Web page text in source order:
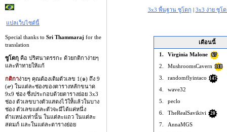
แปลเว็บไซต์นี้
Special thanks to Sri Thammaraj for the
translation
ซูโดกุ คือ ปริศนาตรรกะ ด้วยกติกาง่ายๆ
และท้าทายให้แก้
กติกาง่ายๆ คุณต้องเติมตัวเลข 1(๑) ถึง 9
(๙) ในแต่ละช่องของตารางหลักขนาด
9x9 ช่อง ซึ่งประกอบด้วยตารางย่อย 3x3
ช่อง ตัวเลขบางตัวแสดงไว้ให้้แล้วในบาง
ช่อง ตัวเลขแต่ละตัวจะมีได้แค่หนึ่ง
ตำแหน่งเท่านั้น ในแต่ละแถว ในแต่ละ
สดมภ์ และในแต่ละตารางย่อย
3x3 พื้นฐาน ซูโดกุ | 3x3 ง่าย ซูโ
เดือนนี้
1.
Virginia Malone 67
2. MushroomsCavern 118
3. randomflyintaco 147
4.
wave32
5.
peclo
6.
TheRealSavikivi 20
7.
AnnaMGS